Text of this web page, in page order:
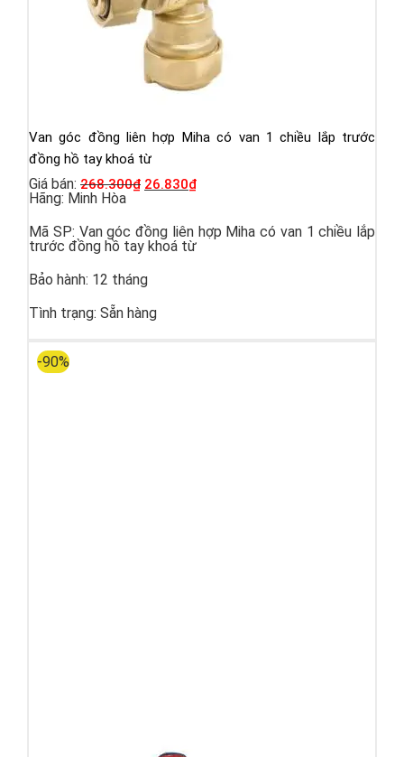
Van góc đồng liên hợp Miha có van 1 chiều lắp trước
đồng hồ tay khoá từ
Giá bán: 268.300₫ 26.830₫
Hãng: Minh Hòa
Mã SP: Van góc đồng liên hợp Miha có van 1 chiều lắp
trước đồng hồ tay khoá từ
Bảo hành: 12 tháng
Tình trạng: Sẵn hàng
-90%